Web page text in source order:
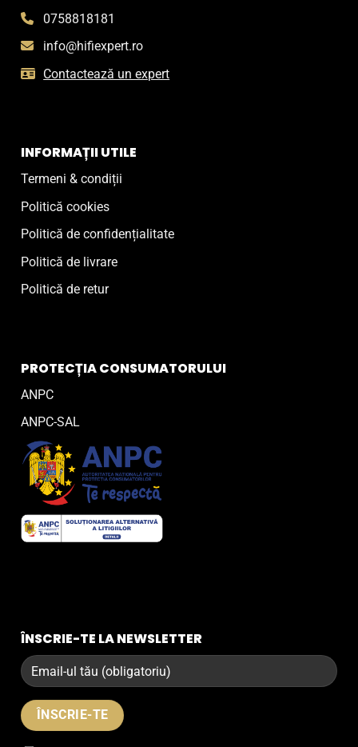
0758818181
info@hifiexpert.ro
Contactează un expert
INFORMAȚII UTILE
Termeni & condiții
Politică cookies
Politică de confidențialitate
Politică de livrare
Politică de retur
PROTECȚIA CONSUMATORULUI
ANPC
ANPC-SAL
ÎNSCRIE-TE LA NEWSLETTER